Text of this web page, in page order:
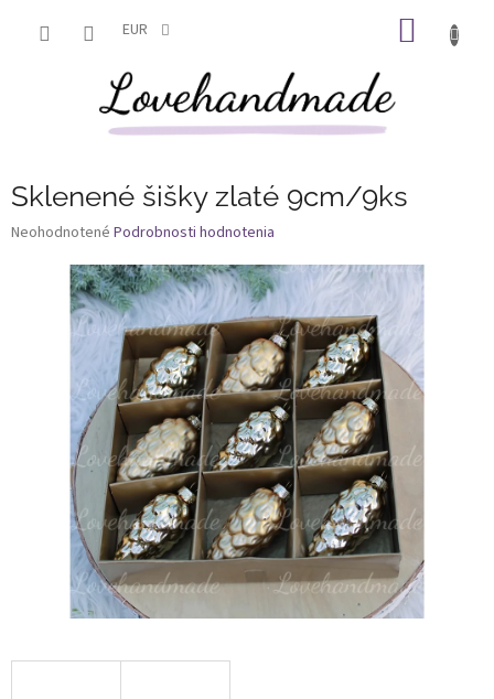
EUR
Sklenené šišky zlaté 9cm/9ks
Priemerné
produktu
hviezdičiek.
Neohodnotené Podrobnosti hodnotenia